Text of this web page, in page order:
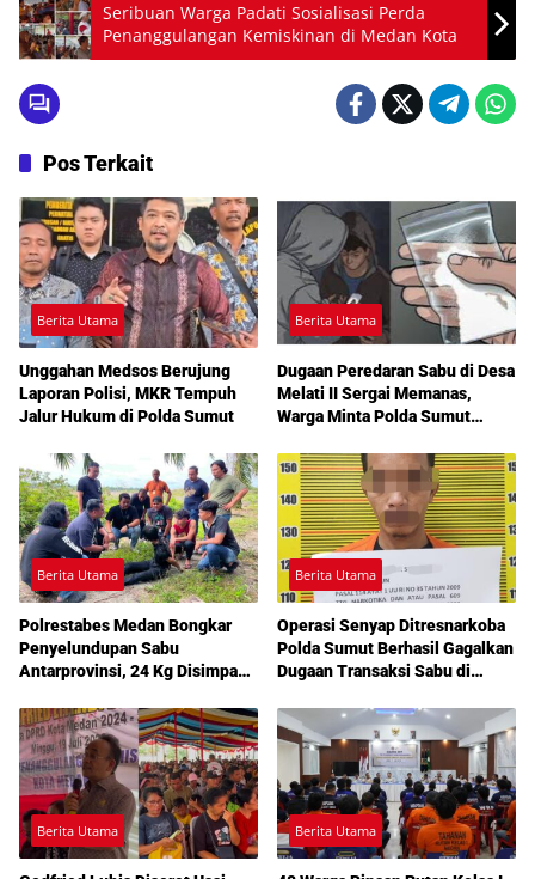
Seribuan Warga Padati Sosialisasi Perda
Penanggulangan Kemiskinan di Medan Kota
Pos Terkait
Berita Utama
Unggahan Medsos Berujung
Laporan Polisi, MKR Tempuh
Jalur Hukum di Polda Sumut
Berita Utama
Dugaan Peredaran Sabu di Desa
Melati II Sergai Memanas,
Warga Minta Polda Sumut
Berita Utama
Polrestabes Medan Bongkar
Penyelundupan Sabu
Antarprovinsi, 24 Kg Disimpan
Berita Utama
Operasi Senyap Ditresnarkoba
Polda Sumut Berhasil Gagalkan
Dugaan Transaksi Sabu di
Berita Utama Berita Utama